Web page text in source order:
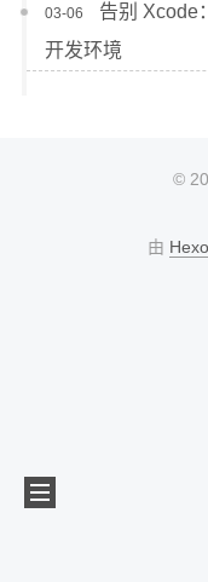
03-06
告别 Xcode
开发环境
©
由 Hexo